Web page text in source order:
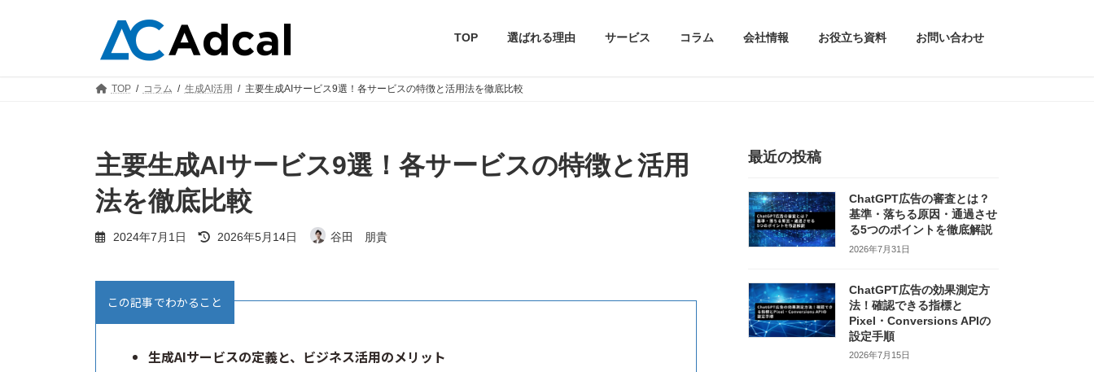
TOP 選ばれる理由 サービス コラム 会社情報 お役立ち資料 お問い合わせ
TOP コラム 生成AI活用 主要生成AIサービス9選！各サービスの特徴と活用法を徹底比較
主要生成AIサービス9選！各サービスの特徴と活用
法を徹底比較
2024年7月1日
最
終
時
2026年5月14日 谷田 朋貴
この記事でわかること
生成AIサービスの定義と、ビジネス活用のメリット
最近の投稿
ChatGPT広告の審査とは？
基準・落ちる原因・通過させ
る5つのポイントを徹底解説
2026年7月31日
ChatGPT広告の効果測定方
法！確認できる指標と
Pixel・Conversions APIの
設定手順
2026年7月15日